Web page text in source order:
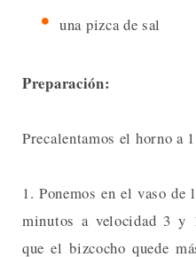
una pizca de sal
Preparación:
Precalentamos el horno a
1. Ponemos en el vaso
minutos a velocidad 3 y
que el bizcocho quede